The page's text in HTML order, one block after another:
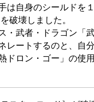
は自身のシールドを
破壊しました。
・武者・ドラゴン「
レートするのと、自
ドロン・ゴー」の使